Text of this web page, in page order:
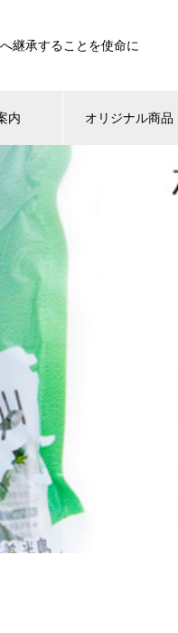
継承することを使命に
内 オリジナル商品